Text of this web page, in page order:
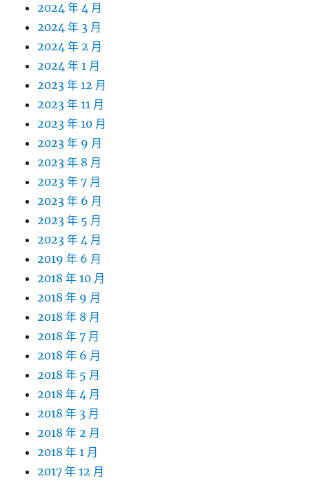
2024 年 4 月
2024 年 3 月
2024 年 2 月
2024 年 1 月
2023 年 12 月
2023 年 11 月
2023 年 10 月
2023 年 9 月
2023 年 8 月
2023 年 7 月
2023 年 6 月
2023 年 5 月
2023 年 4 月
2019 年 6 月
2018 年 10 月
2018 年 9 月
2018 年 8 月
2018 年 7 月
2018 年 6 月
2018 年 5 月
2018 年 4 月
2018 年 3 月
2018 年 2 月
2018 年 1 月
2017 年 12 月